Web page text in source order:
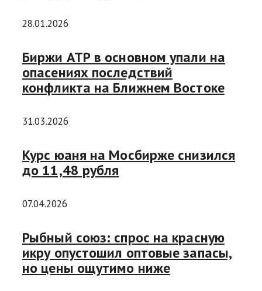
28.01.2026
Биржи АТР в основном упали на
опасениях последствий
конфликта на Ближнем Востоке
31.03.2026
Курс юаня на Мосбирже снизился
до 11,48 рубля
07.04.2026
Рыбный союз: спрос на красную
икру опустошил оптовые запасы,
но цены ощутимо ниже